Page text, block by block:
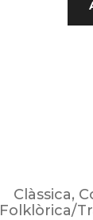
Clàssica,
Folklòrica/